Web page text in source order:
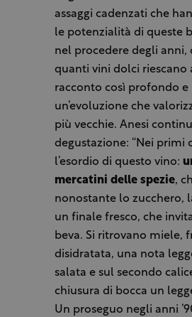
assaggi cadenzati che
le potenzialità di queste
nel procedere degli anni,
quanti vini dolci riescano
racconto così profondo e
un’evoluzione che
più vecchie. Anesi
degustazione: “Nei primi
l’esordio di questo vino:
mercatini delle spezie,
nonostante lo zucchero,
un finale fresco, che
beva. Si ritrovano miele,
disidratata, una nota
salata e sul secondo
chiusura di bocca un
Un proseguo negli anni